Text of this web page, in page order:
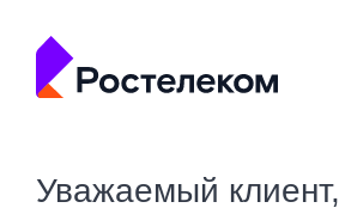
Уважаемый клиент,